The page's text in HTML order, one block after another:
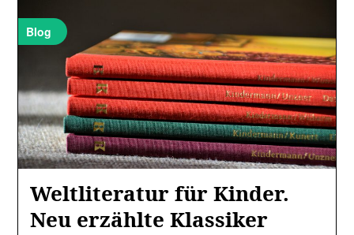
Blog
Weltliteratur für Kinder.
Neu erzählte Klassiker